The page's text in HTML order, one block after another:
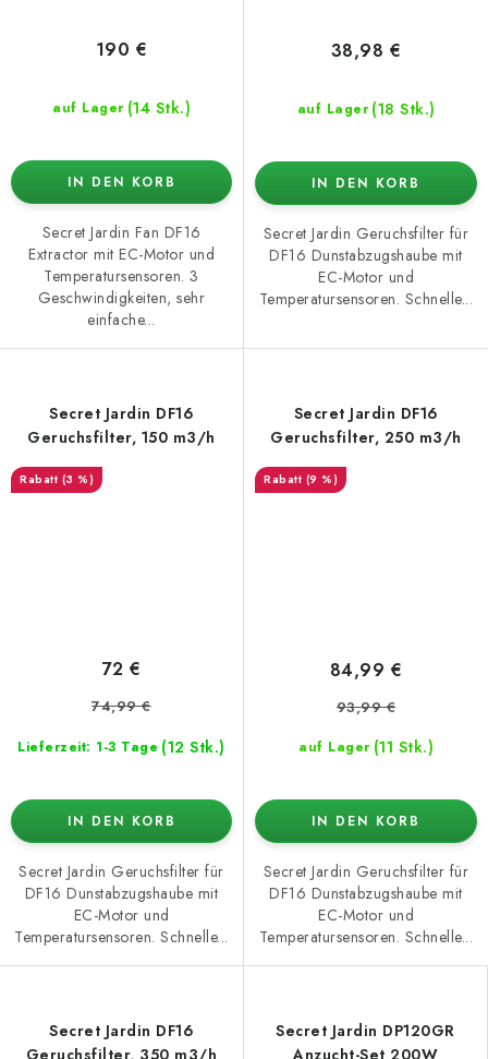
auf Lager (14 Stk.)
190 €
IN DEN KORB
Secret Jardin Fan DF16
Extractor mit EC-Motor und
Temperatursensoren. 3
Geschwindigkeiten, sehr
einfache...
auf Lager (18 Stk.)
38,98 €
IN DEN KORB
Secret Jardin Geruchsfilter für
DF16 Dunstabzugshaube mit
EC-Motor und
Temperatursensoren. Schnelle...
Secret Jardin DF16
Geruchsfilter, 150 m3/h
(3 %)
Lieferzeit: 1-3 Tage (12 Stk.)
72 €
74,99 €
IN DEN KORB
Secret Jardin Geruchsfilter für
DF16 Dunstabzugshaube mit
EC-Motor und
Temperatursensoren. Schnelle...
Secret Jardin DF16
Geruchsfilter, 250 m3/h
(9 %)
auf Lager (11 Stk.)
84,99 €
93,99 €
IN DEN KORB
Secret Jardin Geruchsfilter für
DF16 Dunstabzugshaube mit
EC-Motor und
Temperatursensoren. Schnelle...
Secret Jardin DF16
Secret Jardin DP120GR